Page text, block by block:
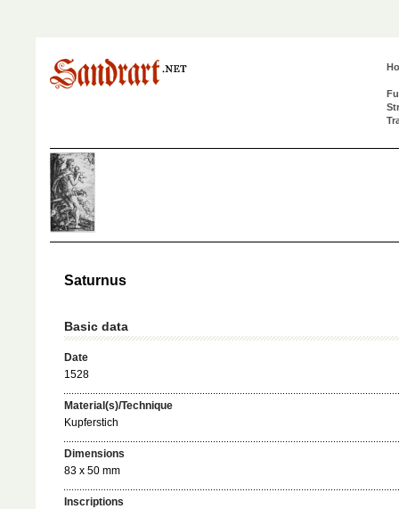
Saturnus
Basic data
Date
1528
Material(s)/Technique
Kupferstich
Dimensions
83 x 50 mm
Inscriptions